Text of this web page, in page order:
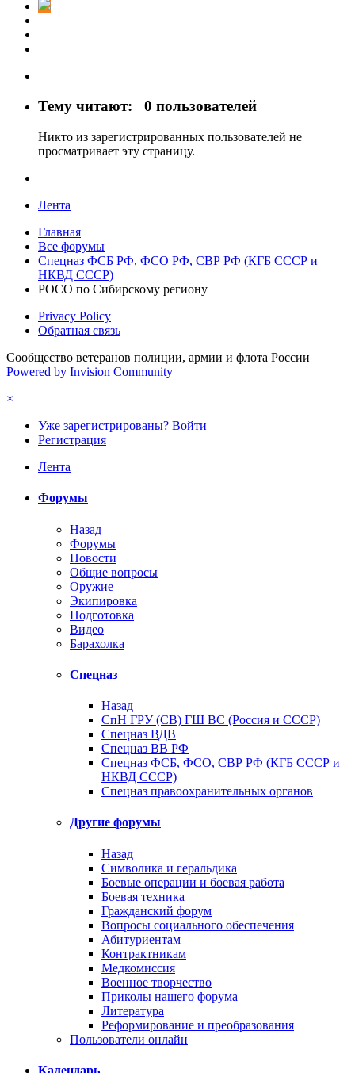
Тему читают: 0 пользователей
Никто из зарегистрированных пользователей не
просматривает эту страницу.
Лента
Главная
Все форумы
Спецназ ФСБ РФ, ФСО РФ, СВР РФ (КГБ СССР и
НКВД СССР)
РОСО по Сибирскому региону
Privacy Policy
Обратная связь
Сообщество ветеранов полиции, армии и флота России
Powered by Invision Community
×
Уже зарегистрированы? Войти
Регистрация
Лента
Форумы
Назад
Форумы
Новости
Общие вопросы
Оружие
Экипировка
Подготовка
Видео
Барахолка
Спецназ
Назад
СпН ГРУ (СВ) ГШ ВС (Россия и СССР)
Спецназ ВДВ
Спецназ ВВ РФ
Спецназ ФСБ, ФСО, СВР РФ (КГБ СССР и
НКВД СССР)
Спецназ правоохранительных органов
Другие форумы
Назад
Символика и геральдика
Боевые операции и боевая работа
Боевая техника
Гражданский форум
Вопросы социального обеспечения
Абитуриентам
Контрактникам
Медкомиссия
Военное творчество
Приколы нашего форума
Литература
Реформирование и преобразования
Пользователи онлайн
Календарь